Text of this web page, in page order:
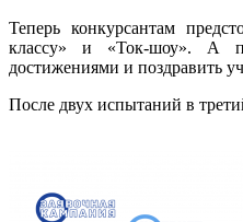
Теперь конкурсантам
классу» и «Ток-шоу». А
достижениями и поздравить
После двух испытаний в